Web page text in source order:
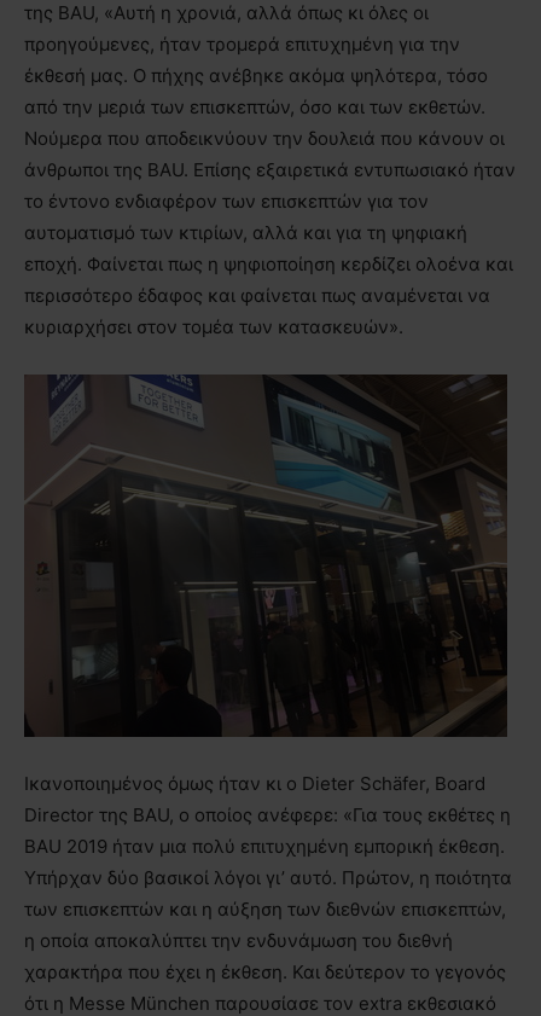
της BAU, «Αυτή η χρονιά, αλλά όπως κι όλες οι
προηγούμενες, ήταν τρομερά επιτυχημένη για την
έκθεσή μας. Ο πήχης ανέβηκε ακόμα ψηλότερα, τόσο
από την μεριά των επισκεπτών, όσο και των εκθετών.
Νούμερα που αποδεικνύουν την δουλειά που κάνουν οι
άνθρωποι της BAU. Επίσης εξαιρετικά εντυπωσιακό ήταν
το έντονο ενδιαφέρον των επισκεπτών για τον
αυτοματισμό των κτιρίων, αλλά και για τη ψηφιακή
εποχή. Φαίνεται πως η ψηφιοποίηση κερδίζει ολοένα και
περισσότερο έδαφος και φαίνεται πως αναμένεται να
κυριαρχήσει στον τομέα των κατασκευών».
Ικανοποιημένος όμως ήταν κι ο Dieter Schäfer, Board
Director της BAU, ο οποίος ανέφερε: «Για τους εκθέτες η
BAU 2019 ήταν μια πολύ επιτυχημένη εμπορική έκθεση.
Υπήρχαν δύο βασικοί λόγοι γι’ αυτό. Πρώτον, η ποιότητα
των επισκεπτών και η αύξηση των διεθνών επισκεπτών,
η οποία αποκαλύπτει την ενδυνάμωση του διεθνή
χαρακτήρα που έχει η έκθεση. Και δεύτερον το γεγονός
ότι η Messe München παρουσίασε τον extra εκθεσιακό